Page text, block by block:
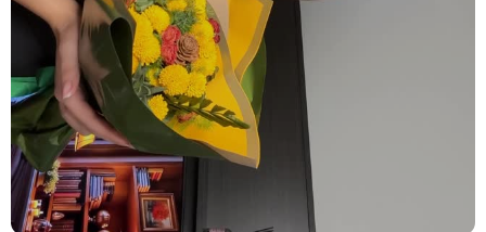
Teşekkür: Sıcak ve samimi görünümüyle bir teşekkür mesajını
zarafetle ifade etmek için idealdir.
Geçmiş Olsun: Renkli ve canlı havasıyla sevdiklerinize moral ve şifa
dileklerinizi taşır.
Sevdiklerini Düşünmek:Özel bir sebep olmadan da sevdiklerinize
değer verdiğinizi göstermek için sıcak bir jesttir.
Ürün içeriğinde neler var?
Beyaz Papatya:Sadeliğin ve içtenliğin simgesi olan bembeyaz
papatyalar, aranjmanın ferah ve neşeli karakterini oluşturan ana